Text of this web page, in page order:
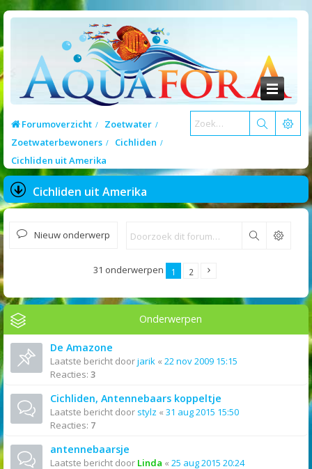
Forumoverzicht
Zoetwater
Zoetwaterbewoners
Cichliden
Cichliden uit Amerika
Cichliden uit Amerika
Nieuw onderwerp Zoek
31 onderwerpen 1 2
Onderwerpen
De Amazone
Laatste bericht doorjarik « 22 nov 2009 15:15
Reacties: 3
Cichliden, Antennebaars koppeltje
Laatste bericht door stylz « 31 aug 2015 15:50
Reacties: 7
antennebaarsje
Laatste bericht door Linda « 25 aug 2015 20:24